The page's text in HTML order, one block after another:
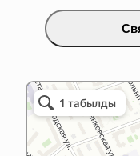
iLikeService&Store
Ремонт телефонов в
Товары для мобильных